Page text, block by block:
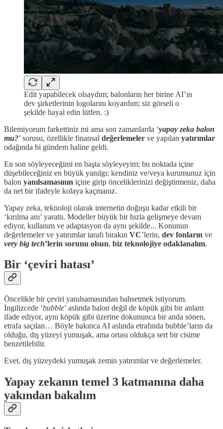
Edit yapabilecek olsaydım; balonların her birine AI’ın
dev şirketlerinin logolarını koyardım; siz görseli o
şekilde hayal edin lütfen. :)
Bilemiyorum farkettiniz mi ama son zamanlarda ‘yapay zeka balon
mu?’ sorusu, özellikle finansal değerlemeler ve yapılan yatırımlar
odağında bi gündem haline geldi.
En son söyleyeceğimi en başta söyleyeyim; bu noktada içine
düşebileceğiniz en büyük yanılgı; kendiniz ve/veya kurumunuz için
balon yanılsamasının içine girip önceliklerinizi değiştirmeniz, daha
da net bir ifadeyle kolaya kaçmanız.
Yapay zeka, teknoloji olarak internetin doğuşu kadar etkili bir
‘kırılma anı’ yarattı. Modeller büyük bir hızla gelişmeye devam
ediyor, kullanım ve adaptasyon da aynı şekilde... Konunun
değerlemeler ve yatırımlar tarafı bırakın VC’lerin, dev fonların ve
very big tech’lerin sorunu olsun, biz teknolojiye odaklanalım.
Bir ‘çeviri hatası’
Öncelikle bir çeviri yanılsamasından bahsetmek istiyorum.
İngilizcede ‘bubble’ aslında balon değil de köpük gibi bir anlam
ifade ediyor, aynı köpük gibi üzerine dokununca bir anda sönen,
etrafa saçılan… Böyle bakınca AI aslında etrafında bubble’ların da
olduğu, dış yüzeyi yumuşak, ama ortası oldukça sert bir cisime
benzetilebilir.
Evet, dış yüzeydeki yumuşak zemin yatırımlar ve değerlemeler.
Yapay zekanın temel 3 katmanına daha
yakından bakalım